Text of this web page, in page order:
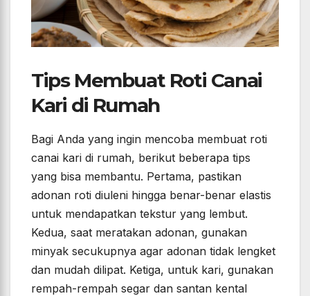
Tips Membuat Roti Canai
Kari di Rumah
Bagi Anda yang ingin mencoba membuat roti
canai kari di rumah, berikut beberapa tips
yang bisa membantu. Pertama, pastikan
adonan roti diuleni hingga benar-benar elastis
untuk mendapatkan tekstur yang lembut.
Kedua, saat meratakan adonan, gunakan
minyak secukupnya agar adonan tidak lengket
dan mudah dilipat. Ketiga, untuk kari, gunakan
rempah-rempah segar dan santan kental